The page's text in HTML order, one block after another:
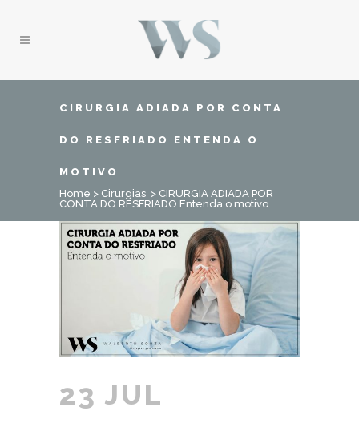
CIRURGIA ADIADA POR CONTA
DO RESFRIADO ENTENDA O
MOTIVO
Home > Cirurgias > CIRURGIA ADIADA POR
CONTA DO RESFRIADO Entenda o motivo
23 JUL